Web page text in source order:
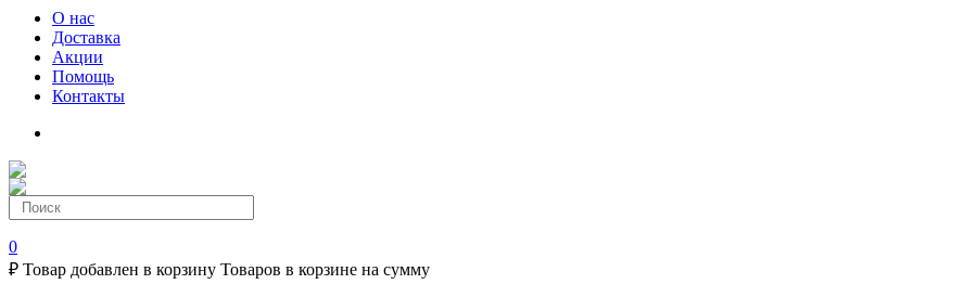
О нас
Доставка
Акции
Помощь
Контакты
0
₽ Товар добавлен в корзину Товаров в корзине на сумму